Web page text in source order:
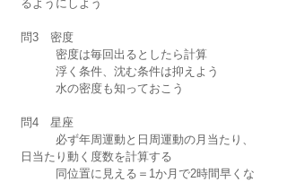
るようにしよう
問3　密度
密度は毎回出るとしたら計算
浮く条件、沈む条件は抑えよう
水の密度も知っておこう
問4　星座
必ず年周運動と日周運動の月当たり、
日当たり動く度数を計算する
同位置に見える＝1か月で2時間早くな